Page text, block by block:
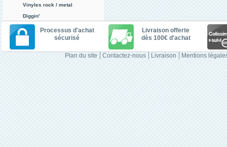
Vinyles rock / metal
Diggin'
Processus d'achat
sécurisé
Livraison offerte
dès 100€ d'achat
Plan du site Contactez-nous Livraison Mentions